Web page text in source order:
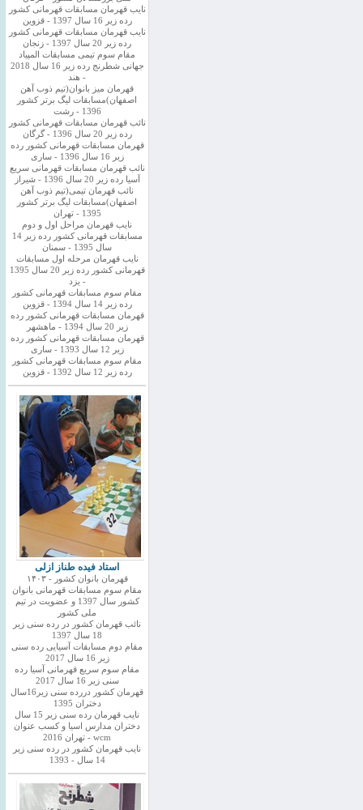
نایب قهرمان مسابقات قهرمانی کشور
رده زیر 16 سال 1397 - قزوین
نایب قهرمان مسابقات قهرمانی کشور
رده زیر 20 سال 1397 - زنجان
مقام سوم تیمی مسابقات المپیاد
جهانی شطرنج رده زیر 16 سال 2018
- هند
قهرمان میز بانوان(تیم ذوب آهن
اصفهان)مسابقات لیگ برتر کشور
1396 - رشت
نائب قهرمان مسابقات قهرمانی کشور
رده زیر 20 سال 1396 - گرگان
قهرمان مسابقات قهرمانی کشور رده
زیر 16 سال 1396 - ساری
نائب قهرمان مسابقات قهرمانی سریع
آسیا رده زیر 20 سال 1396 - شیراز
نائب قهرمان تیمی(تیم ذوب آهن
اصفهان)مسابقات لیگ برتر کشور
1395 - تهران
نایب قهرمان مراحل اول و دوم
مسابقات قهرمانی کشور رده زیر 14
سال 1395 - سمنان
نایب قهرمان مرحله اول مسابقات
قهرمانی کشور رده زیر 20 سال 1395
- یزد
مقام سوم مسابقات قهرمانی کشور
رده زیر 14 سال 1394 - قزوین
قهرمان مسابقات قهرمانی کشور رده
زیر 20 سال 1394 - ماهشهر
قهرمان مسابقات قهرمانی کشور رده
زیر 12 سال 1393 - ساری
مقام سوم مسابقات قهرمانی کشور
رده زیر 12 سال 1392 - قزوین
استاد فیده طناز ازلی
قهرمان بانوان کشور - ۱۴۰۳
مقام سوم مسابقات قهرمانی بانوان
کشور سال 1397 و عضویت در تیم
ملی کشور
نائب قهرمان کشور در رده سنی زیر
18 سال 1397
مقام دوم مسابقات آسیایی رده سنی
زیر 16 سال 2017
مقام سوم سریع قهرمانی آسیا رده
سنی زیر 16 سال 2017
قهرمان کشور دررده سنی زیر16سال
دختران 1395
نایب قهرمان رده سنی زیر 15 سال
دختران مدارس اسیا و کسب عنوان
wcm - تهران 2016
نایب قهرمان کشور در رده سنی زیر
14 سال - 1393